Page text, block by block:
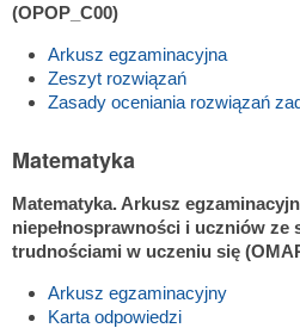
(OPOP_C00)
Arkusz egzaminacyjna
Zeszyt rozwiązań
Zasady oceniania rozwiązań
Matematyka
Matematyka. Arkusz
niepełnosprawności i uczniów ze
trudnościami w uczeniu się
Arkusz egzaminacyjny
Karta odpowiedzi